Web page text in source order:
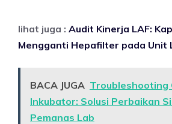
lihat juga : Audit Kinerja LAF:
Mengganti Hepafilter pada Unit
BACA JUGA Troubleshooting
Inkubator: Solusi Perbaikan
Pemanas Lab